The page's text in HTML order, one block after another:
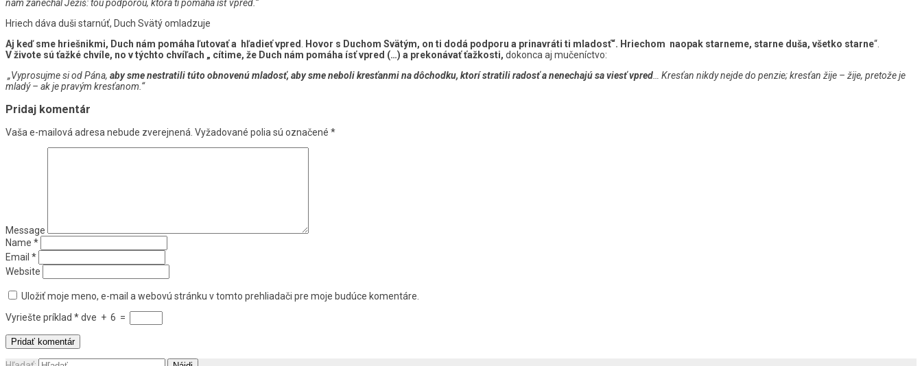
nám zanechal Ježiš: tou podporou, ktorá ti pomáha ísť vpred.“
Hriech dáva duši starnúť, Duch Svätý omladzuje
Aj keď sme hriešnikmi, Duch nám pomáha ľutovať a hľadieť vpred Hovor s Duchom Svätým, on ti dodá podporu a prinavráti ti mladosť“. Hriechom naopak starneme, starne duša, všetko starne“.
V živote sú ťažké chvíle, no v týchto chvíľach „ cítime, že Duch nám pomáha ísť vpred (…) a prekonávať ťažkosti, dokonca aj mučeníctvo:
„Vyprosujme si od Pána, aby sme nestratili túto obnovenú mladosť, aby sme neboli kresťanmi na dôchodku, ktorí stratili radosť a nenechajú sa viesť vpred … Kresťan nikdy nejde do penzie; kresťan žije – žije, pretože je
mladý – ak je pravým kresťanom.“
Pridaj komentár
Vaša e-mailová adresa nebude zverejnená. Vyžadované polia sú označené *
Message
Name *
Email *
Website
Uložiť moje meno, e-mail a webovú stránku v tomto prehliadači pre moje budúce komentáre.
Vyriešte príklad *dve + 6 =